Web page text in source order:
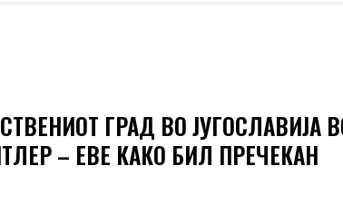
ГРАД ВО ЈУГОСЛАВИЈА
– ЕВЕ КАКО БИЛ ПРЕЧЕКАН